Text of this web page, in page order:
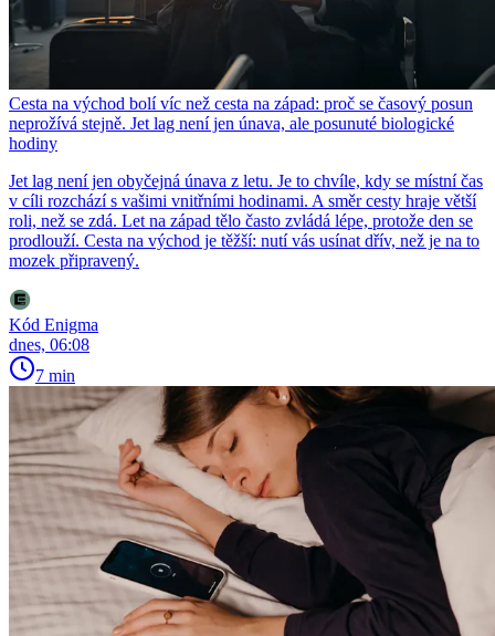
Cesta na východ bolí víc než cesta na západ: proč se časový posun
neprožívá stejně. Jet lag není jen únava, ale posunuté biologické
hodiny
Jet lag není jen obyčejná únava z letu. Je to chvíle, kdy se místní čas
v cíli rozchází s vašimi vnitřními hodinami. A směr cesty hraje větší
roli, než se zdá. Let na západ tělo často zvládá lépe, protože den se
prodlouží. Cesta na východ je těžší: nutí vás usínat dřív, než je na to
mozek připravený.
Kód Enigma
dnes, 06:08
7 min